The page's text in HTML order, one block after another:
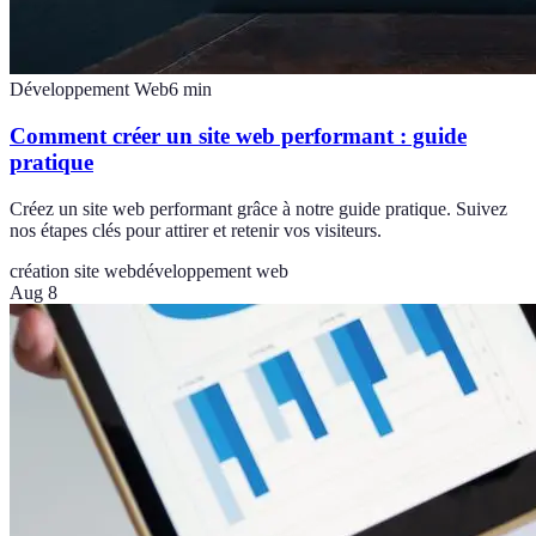
Développement Web6 min
Comment créer un site web performant : guide
pratique
Créez un site web performant grâce à notre guide pratique. Suivez
nos étapes clés pour attirer et retenir vos visiteurs.
création site webdéveloppement web
Aug 8